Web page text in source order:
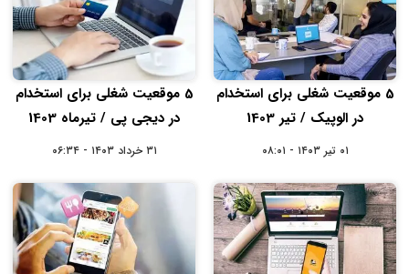
5 موقعیت شغلی برای استخدام
در الوپیک / تیر 1403
۰۱ تیر ۱۴۰۳ - ۰۸:۰۱
5 موقعیت شغلی برای استخدام
در دیجی پی / تیرماه 1403
۳۱ خرداد ۱۴۰۳ - ۰۶:۳۴